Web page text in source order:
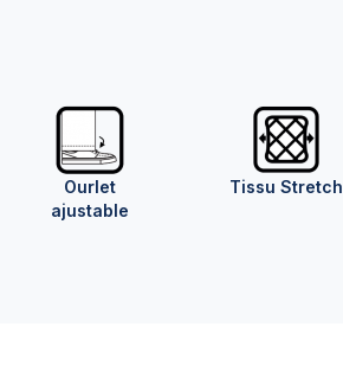
Ourlet
ajustable
Tissu Stretch